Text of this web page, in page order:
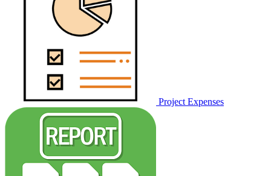
Project Expenses